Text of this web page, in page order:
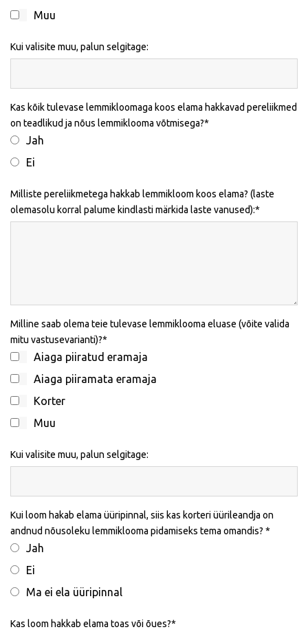
Muu
Kui valisite muu, palun selgitage:
Kas kõik tulevase lemmikloomaga koos elama hakkavad pereliikmed
on teadlikud ja nõus lemmiklooma võtmisega?
Jah
Ei
Milliste pereliikmetega hakkab lemmikloom koos elama? (laste
olemasolu korral palume kindlasti märkida laste vanused):
Milline saab olema teie tulevase lemmiklooma eluase (võite valida
mitu vastusevarianti)?
Aiaga piiratud eramaja
Aiaga piiramata eramaja
Korter
Muu
Kui valisite muu, palun selgitage:
Kui loom hakab elama üüripinnal, siis kas korteri üürileandja on
andnud nõusoleku lemmiklooma pidamiseks tema omandis?
Jah
Ei
Ma ei ela üüripinnal
Kas loom hakkab elama toas või õues?